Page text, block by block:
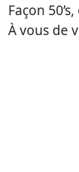
Façon
À vous de